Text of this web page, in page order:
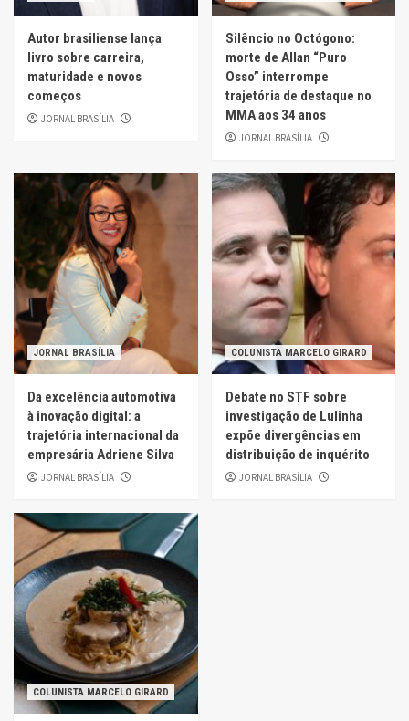
Autor brasiliense lança
livro sobre carreira,
maturidade e novos
começos
JORNAL BRASÍLIA
Silêncio no Octógono:
morte de Allan “Puro
Osso” interrompe
trajetória de destaque no
MMA aos 34 anos
JORNAL BRASÍLIA
JORNAL BRASÍLIA
Da excelência automotiva
à inovação digital: a
trajetória internacional da
empresária Adriene Silva
JORNAL BRASÍLIA
COLUNISTA MARCELO GIRARD
Debate no STF sobre
investigação de Lulinha
expõe divergências em
distribuição de inquérito
JORNAL BRASÍLIA
COLUNISTA MARCELO GIRARD